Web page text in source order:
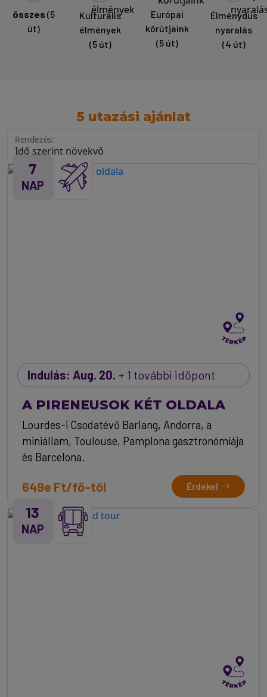
összes (5
út)
Kulturális
élmények
(5 út)
Európai
körútjaink
(5 út)
Élménydús
nyaralás
(4 út)
5 utazási ajánlat
Rendezés:
7
NAP
Indulás: Aug. 20. + 1 további időpont
A PIRENEUSOK KÉT OLDALA
Lourdes-i Csodatévő Barlang, Andorra, a
miniállam, Toulouse, Pamplona gasztronómiája
és Barcelona.
649e Ft/fő-től Érdekel
13
NAP